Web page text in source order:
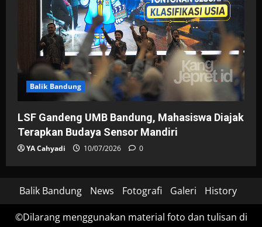
Balik Bandung
LSF Gandeng UMB Bandung, Mahasiswa Diajak
Terapkan Budaya Sensor Mandiri
YA Cahyadi 10/07/2026 0
Balik Bandung News Fotografi Galeri History
©Dilarang menggunakan material foto dan tulisan di